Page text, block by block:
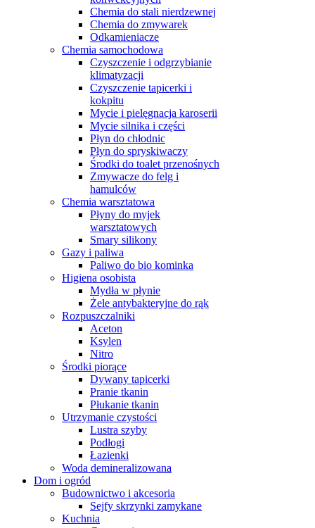
Chemia do stali nierdzewnej
Chemia do zmywarek
Odkamieniacze
Chemia samochodowa
Czyszczenie i odgrzybianie
klimatyzacji
Czyszczenie tapicerki i
kokpitu
Mycie i pielęgnacja karoserii
Mycie silnika i części
Płyn do chłodnic
Płyn do spryskiwaczy
Środki do toalet przenośnych
Zmywacze do felg i
hamulców
Chemia warsztatowa
Płyny do myjek
warsztatowych
Smary silikony
Gazy i paliwa
Paliwo do bio kominka
Higiena osobista
Mydła w płynie
Żele antybakteryjne do rąk
Rozpuszczalniki
Aceton
Ksylen
Nitro
Środki piorące
Dywany tapicerki
Pranie tkanin
Płukanie tkanin
Utrzymanie czystości
Lustra szyby
Podłogi
Łazienki
Woda demineralizowana
Dom i ogród
Budownictwo i akcesoria
Sejfy skrzynki zamykane
Kuchnia